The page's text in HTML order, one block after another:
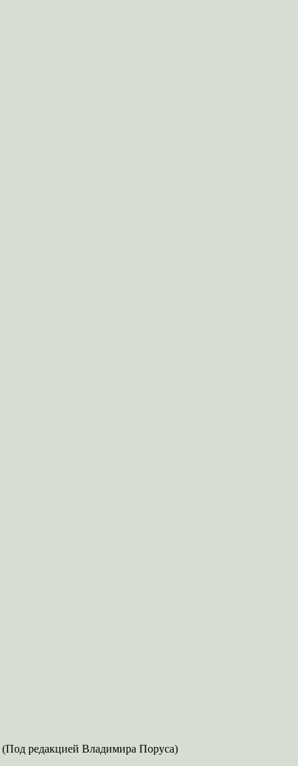
(Под редакцией Владимира Поруса)